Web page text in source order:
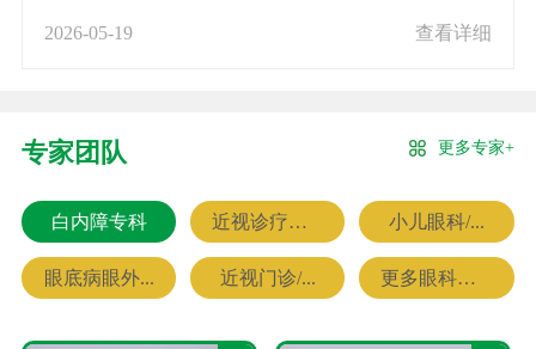
2026-05-19 查看详细
专家团队 更多专家+
白内障专科 近视诊疗专科 小儿眼科/...
眼底病眼外... 近视门诊/... 更多眼科专家